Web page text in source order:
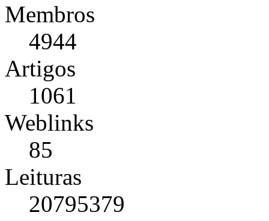
Membros
4944
Artigos
1061
Weblinks
85
Leituras
20795379